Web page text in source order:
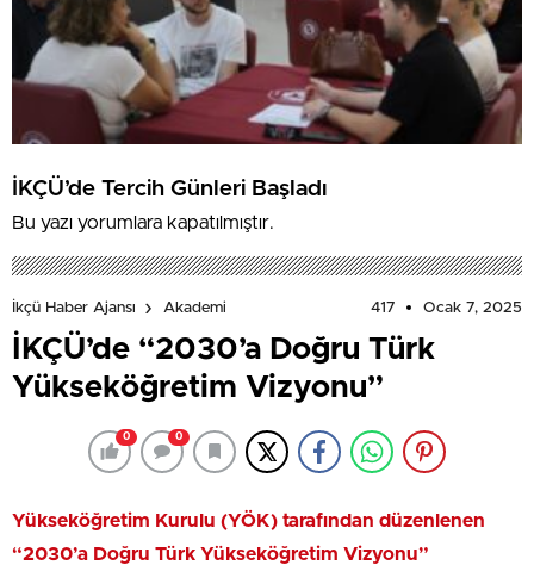
İKÇÜ’de Tercih Günleri Başladı
Bu yazı yorumlara kapatılmıştır.
İkçü Haber Ajansı Akademi 417 Ocak 7, 2025
İKÇÜ’de “2030’a Doğru Türk
Yükseköğretim Vizyonu”
0 0
Yükseköğretim Kurulu (YÖK) tarafından düzenlenen
“2030’a Doğru Türk Yükseköğretim Vizyonu”